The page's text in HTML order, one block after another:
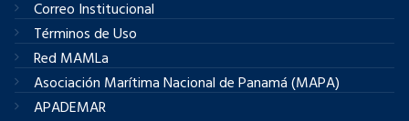
Correo Institucional
Términos de Uso
Red MAMLa
Asociación Marítima Nacional de Panamá (MAPA)
APADEMAR